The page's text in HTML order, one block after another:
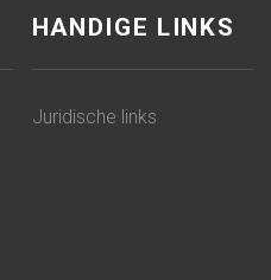
HANDIGE LINKS
Juridische links